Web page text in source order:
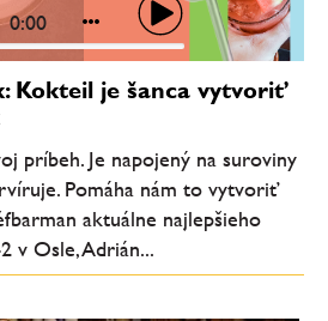
0:00
Kokteil je šanca vytvoriť
príbeh. Je napojený na suroviny
Pomáha nám to vytvoriť
aktuálne najlepšieho
v Osle, Adrián...